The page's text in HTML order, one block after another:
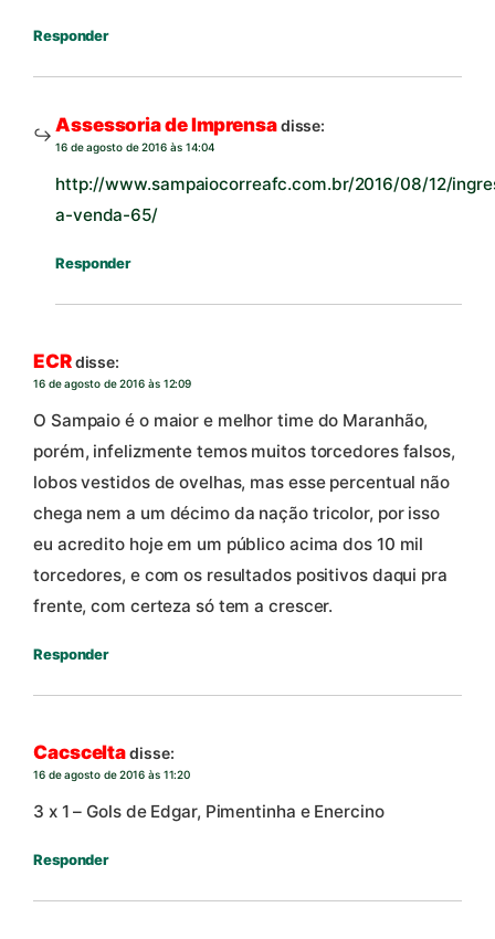
Responder
Assessoria de Imprensadisse:
16 de agosto de 2016 às 14:04
http://www.sampaiocorreafc.com.br/2016/08/12/
a-venda-65/
Responder
ECRdisse:
16 de agosto de 2016 às 12:09
O Sampaio é o maior e melhor time do Maranhão,
porém, infelizmente temos muitos torcedores falsos,
lobos vestidos de ovelhas, mas esse percentual não
chega nem a um décimo da nação tricolor, por isso
eu acredito hoje em um público acima dos 10 mil
torcedores, e com os resultados positivos daqui pra
frente, com certeza só tem a crescer.
Responder
Cacsceltadisse:
16 de agosto de 2016 às 11:20
3 x 1 – Gols de Edgar, Pimentinha e Enercino
Responder